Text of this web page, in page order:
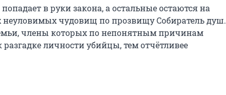
в руки закона, а остальные остаются на
неуловимых чудовищ по прозвищу Собиратель душ.
члены которых по непонятным причинам
личности убийцы, тем отчётливее